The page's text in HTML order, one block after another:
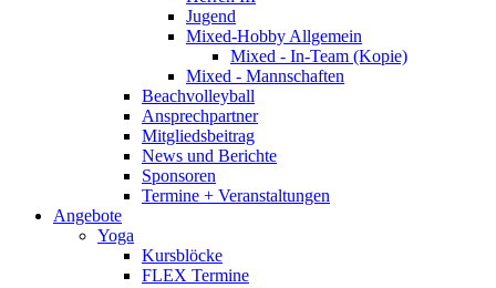
Jugend
Mixed-Hobby Allgemein
Mixed - In-Team (Kopie)
Mixed - Mannschaften
Beachvolleyball
Ansprechpartner
Mitgliedsbeitrag
News und Berichte
Sponsoren
Termine + Veranstaltungen
Angebote
Yoga
Kursblöcke
FLEX Termine